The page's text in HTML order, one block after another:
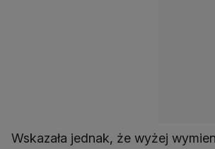
Wskazała jednak, że wyżej